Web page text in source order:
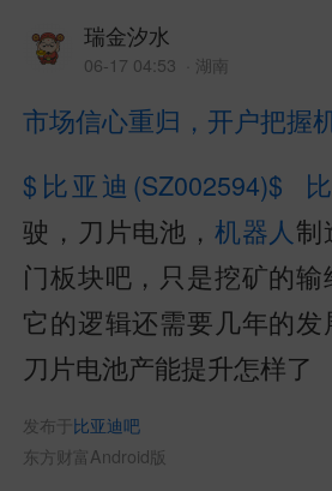
瑞金汐水
06-17 04:53 · 湖南
市场信心重归，开户把握
$比亚迪(SZ002594)$
驶，刀片电池， 机器人 制
门板块吧，只是挖矿的输
它的逻辑还需要几年的
刀片电池产能提升怎样了
发布于 比亚迪吧
东方财富Android版